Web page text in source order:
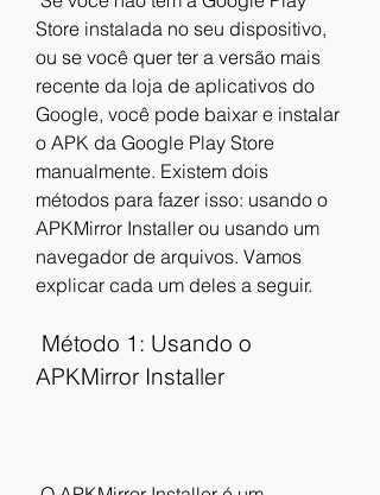
Store instalada no seu dispositivo,
ou se você quer ter a versão mais
recente da loja de aplicativos do
Google, você pode baixar e instalar
o APK da Google Play Store
manualmente. Existem dois
métodos para fazer isso: usando o
APKMirror Installer ou usando um
navegador de arquivos. Vamos
explicar cada um deles a seguir.
APKMirror Installer